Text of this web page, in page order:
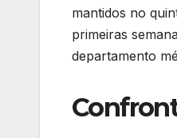
mantidos no
primeiras
departamento